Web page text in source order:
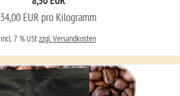
34,00 EUR pro Kilogramm
incl. 7 % UStzzgl. Versandkosten